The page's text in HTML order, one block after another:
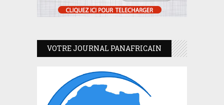
VOTRE JOURNAL PANAFRICAIN